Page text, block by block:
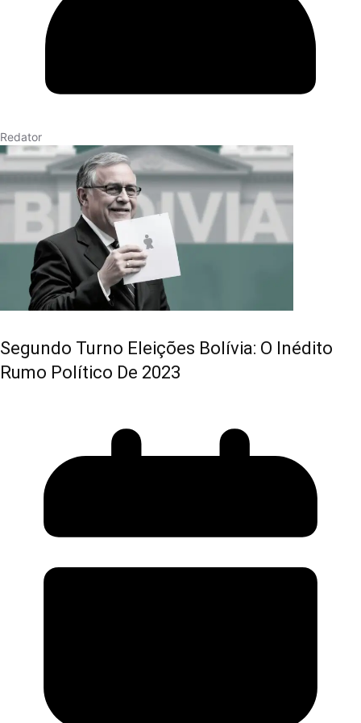
Redator
Segundo Turno Eleições Bolívia: O Inédito
Rumo Político De 2023